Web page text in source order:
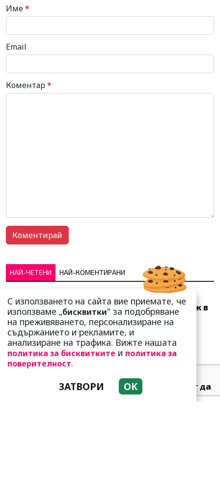
Име*
Email
Коментар*
НАЙ-ЧЕТЕНИ НАЙ-КОМЕНТИРАНИ
Много скоро! Тези три
зодии ще получат „нож в
гърба“ (Ще бъдат
предаде...
Тези зодии най-обичат да
не правят нищо! Те са
С използването на сайта вие приемате, че
използваме „бисквитки" за подобряване
на преживяването, персонализиране на
съдържанието и рекламите, и
анализиране на трафика. Вижте нашата
политика за бисквитките и политика за
поверителност.
ЗАТВОРИ OK